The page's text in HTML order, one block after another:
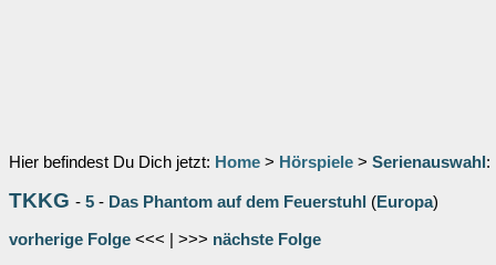
Hier befindest Du Dich jetzt: Home > Hörspiele > Serienauswahl :
TKKG - 5 - Das Phantom auf dem Feuerstuhl (Europa)
vorherige Folge <<< | >>> nächste Folge